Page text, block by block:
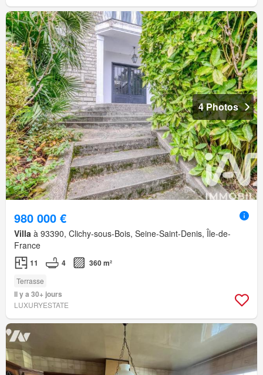
4 Photos
980 000 €
Villa à 93390, Clichy-sous-Bois, Seine-Saint-Denis, Île-de-
France
11 4 360 m²
Terrasse
Il y a 30+ jours
LUXURYESTATE